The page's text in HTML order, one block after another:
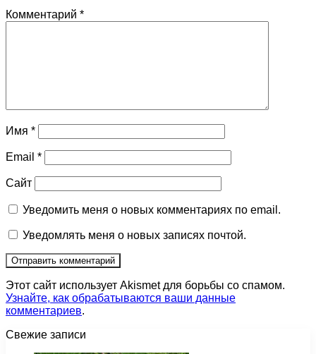
Комментарий *
Имя *
Email *
Сайт
Уведомить меня о новых комментариях по email.
Уведомлять меня о новых записях почтой.
Этот сайт использует Akismet для борьбы со спамом.
Узнайте, как обрабатываются ваши данные
комментариев.
Свежие записи